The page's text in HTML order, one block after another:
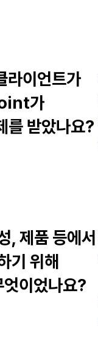
라이언트가
가
를 받았나요?
, 제품 등에서
위해
이었나요?